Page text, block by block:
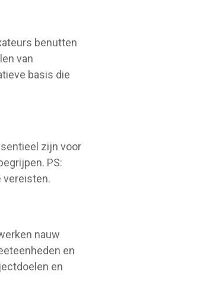
benutten
van
basis die
zijn voor
PS:
vereisten.
nauw
en
en